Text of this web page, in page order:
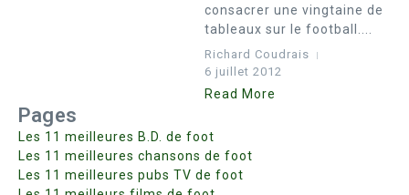
consacrer une vingtaine de
tableaux sur le football....
Richard Coudrais
6 juillet 2012
Read More
Pages
Les 11 meilleures B.D. de foot
Les 11 meilleures chansons de foot
Les 11 meilleures pubs TV de foot